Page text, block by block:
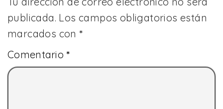
publicada. Los campos obligatorios están
marcados con*
Comentario*